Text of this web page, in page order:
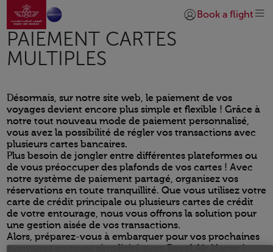
Skip to Main Content
Go to home page
Login | Join)
Book a flight
PAIEMENT CARTES
MULTIPLES
Désormais, sur notre site web, le paiement de vos
voyages devient encore plus simple et flexible ! Grâce à
notre tout nouveau mode de paiement personnalisé,
vous avez la possibilité de régler vos transactions avec
plusieurs cartes bancaires.
Plus besoin de jongler entre différentes plateformes ou
de vous préoccuper des plafonds de vos cartes ! Avec
notre système de paiement partagé, organisez vos
réservations en toute tranquillité. Que vous utilisez votre
carte de crédit principale ou plusieurs cartes de crédit
de votre entourage, nous vous offrons la solution pour
une gestion aisée de vos transactions.
Alors, préparez-vous à embarquer pour vos prochaines
aventures en toute simplicité avec Royal Air Maroc !